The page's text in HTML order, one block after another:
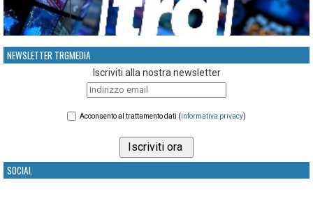
NEWSLETTER TRGMEDIA
Iscriviti alla nostra newsletter
Acconsento al trattamento dati (informativa privacy)
SOCIAL